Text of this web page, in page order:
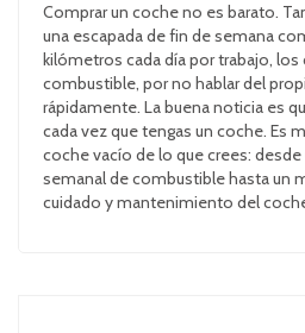
Comprar un coche no es barato.
una escapada de fin de semana
kilómetros cada día por trabajo,
combustible, por no hablar del
rápidamente. La buena noticia es
cada vez que tengas un coche. Es
coche vacío de lo que crees:
semanal de combustible hasta un
cuidado y mantenimiento del